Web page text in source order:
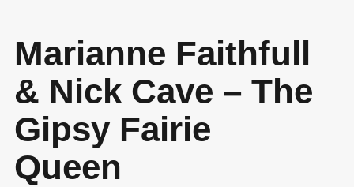
Marianne Faithfull
& Nick Cave – The
Gipsy Fairie
Queen